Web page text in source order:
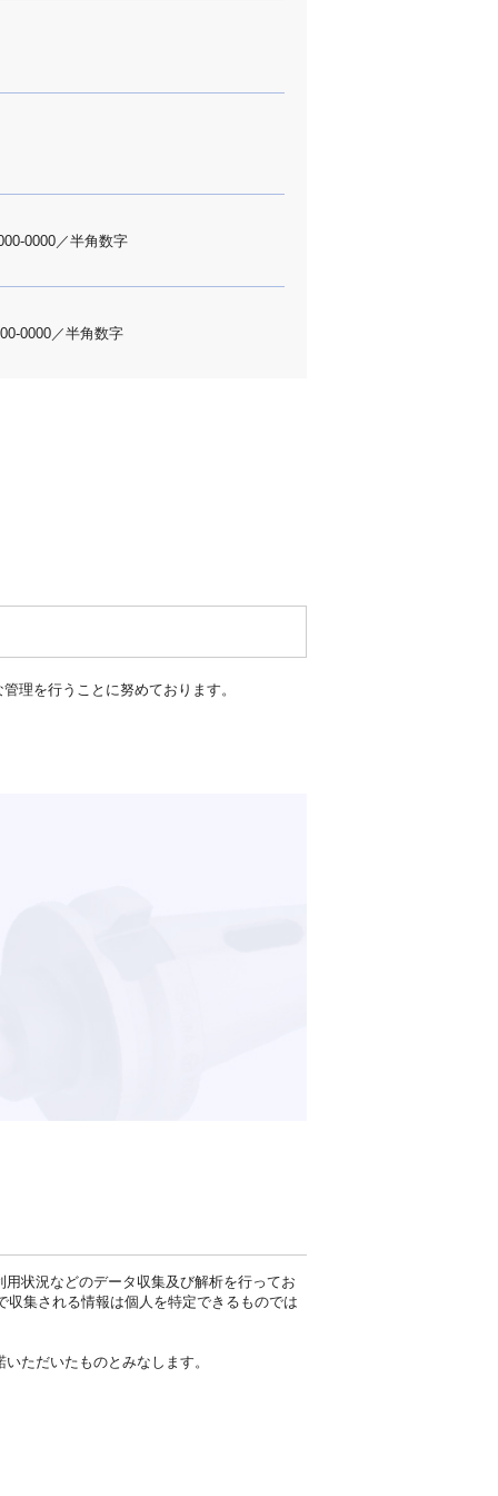
0000／半角数字
0000／半角数字
理を行うことに努めております。
状況などのデータ収集及び解析を行ってお
集される情報は個人を特定できるものでは
ただいたものとみなします。